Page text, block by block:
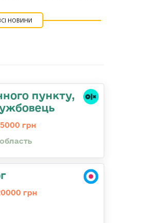
НОВИНИ
пункту,
грн
грн